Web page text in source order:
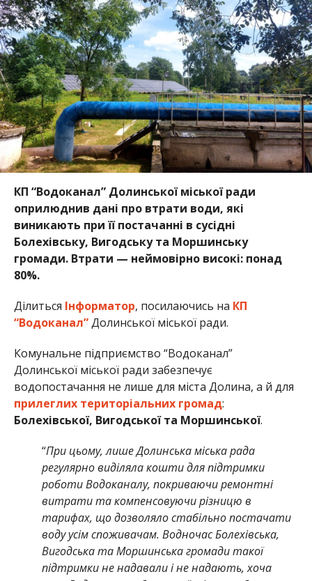
КП “Водоканал” Долинської міської ради
оприлюднив дані про втрати води, які
виникають при її постачанні в сусідні
Болехівську, Вигодську та Моршинську
громади. Втрати — неймовірно високі: понад
80%.
Ділиться Інформатор, посилаючись на КП
“Водоканал”Долинської міської ради.
Комунальне підприємство “Водоканал”
Долинської міської ради забезпечує
водопостачання не лише для міста Долина, а й для
прилеглих територіальних громад:
Болехівської, Вигодської та Моршинської.
“При цьому, лише Долинська міська рада
регулярно виділяла кошти для підтримки
роботи Водоканалу, покриваючи ремонтні
витрати та компенсовуючи різницю в
тарифах, що дозволяло стабільно постачати
воду усім споживачам. Водночас Болехівська,
Вигодська та Моршинська громади такої
підтримки не надавали і не надають, хоча